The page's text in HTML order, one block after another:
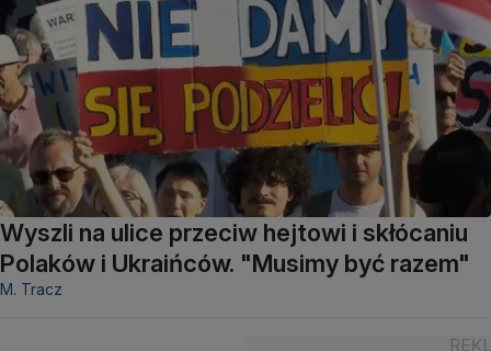
Wyszli na ulice przeciw hejtowi i skłócaniu
Polaków i Ukraińców. "Musimy być razem"
M. Tracz